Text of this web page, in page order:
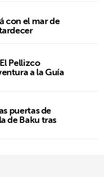
con el mar de
Pellizco
a la Guía
puertas de
de Baku tras